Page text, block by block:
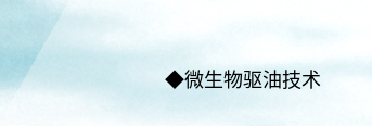
◆微生物驱油技术